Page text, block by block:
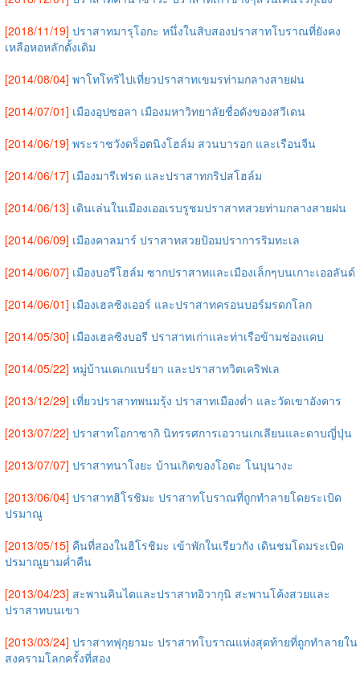
[2018/11/19] ปราสาทมารุโอกะ หนึ่งในสิบสองปราสาทโบราณที่ยังคง
เหลือหอหลักดั้งเดิม
[2014/08/04] พาโทโทริไปเที่ยวปราสาทเขมรท่ามกลางสายฝน
[2014/07/01] เมืองอุปซอลา เมืองมหาวิทยาลัยชื่อดังของสวีเดน
[2014/06/19] พระราชวังดร็อตนิงโฮล์ม สวนบารอก และเรือนจีน
[2014/06/17] เมืองมารีเฟรด และปราสาทกริปสโฮล์ม
[2014/06/13] เดินเล่นในเมืองเออเรบรูชมปราสาทสวยท่ามกลางสายฝน
[2014/06/09] เมืองคาลมาร์ ปราสาทสวยป้อมปราการริมทะเล
[2014/06/07] เมืองบอรีโฮล์ม ซากปราสาทและเมืองเล็กๆบนเกาะเออลันด์
[2014/06/01] เมืองเฮลซิงเออร์ และปราสาทครอนบอร์มรดกโลก
[2014/05/30] เมืองเฮลซิงบอรี ปราสาทเก่าและท่าเรือข้ามช่องแคบ
[2014/05/22] หมู่บ้านเดเกแบร์ยา และปราสาทวิตเคริฟเล
[2013/12/29] เที่ยวปราสาทพนมรุ้ง ปราสาทเมืองต่ำ และวัดเขาอังคาร
[2013/07/22] ปราสาทโอกาซากิ นิทรรศการเอวานเกเลียนและดาบญี่ปุ่น
[2013/07/07] ปราสาทนาโงยะ บ้านเกิดของโอดะ โนบุนางะ
[2013/06/04] ปราสาทฮิโรชิมะ ปราสาทโบราณที่ถูกทำลายโดยระเบิด
ปรมาณู
[2013/05/15] คืนที่สองในฮิโรชิมะ เข้าพักในเรียวกัง เดินชมโดมระเบิด
ปรมาณูยามค่ำคืน
[2013/04/23] สะพานคินไตและปราสาทอิวากุนิ สะพานโค้งสวยและ
ปราสาทบนเขา
[2013/03/24] ปราสาทฟุกุยามะ ปราสาทโบราณแห่งสุดท้ายที่ถูกทำลายใน
สงครามโลกครั้งที่สอง